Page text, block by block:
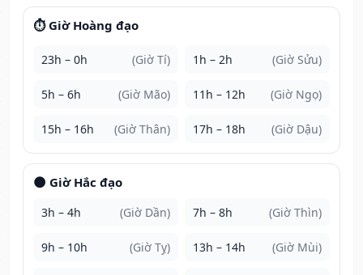
⏱️ Giờ Hoàng đạo
23h – 0h (Giờ Tí) 1h – 2h (Giờ Sửu)
5h – 6h (Giờ Mão) 11h – 12h (Giờ Ngọ)
15h – 16h (Giờ Thân) 17h – 18h (Giờ Dậu)
🌑 Giờ Hắc đạo
3h – 4h (Giờ Dần) 7h – 8h (Giờ Thìn)
9h – 10h (Giờ Tỵ) 13h – 14h (Giờ Mùi)